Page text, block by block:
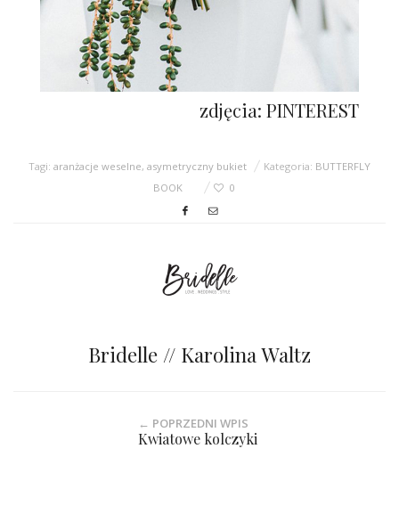
zdjęcia: PINTEREST
Tagi: aranżacje weselne, asymetryczny bukiet Kategoria: BUTTERFLY
BOOK
0
Bridelle // Karolina Waltz
← POPRZEDNI WPIS
Kwiatowe kolczyki